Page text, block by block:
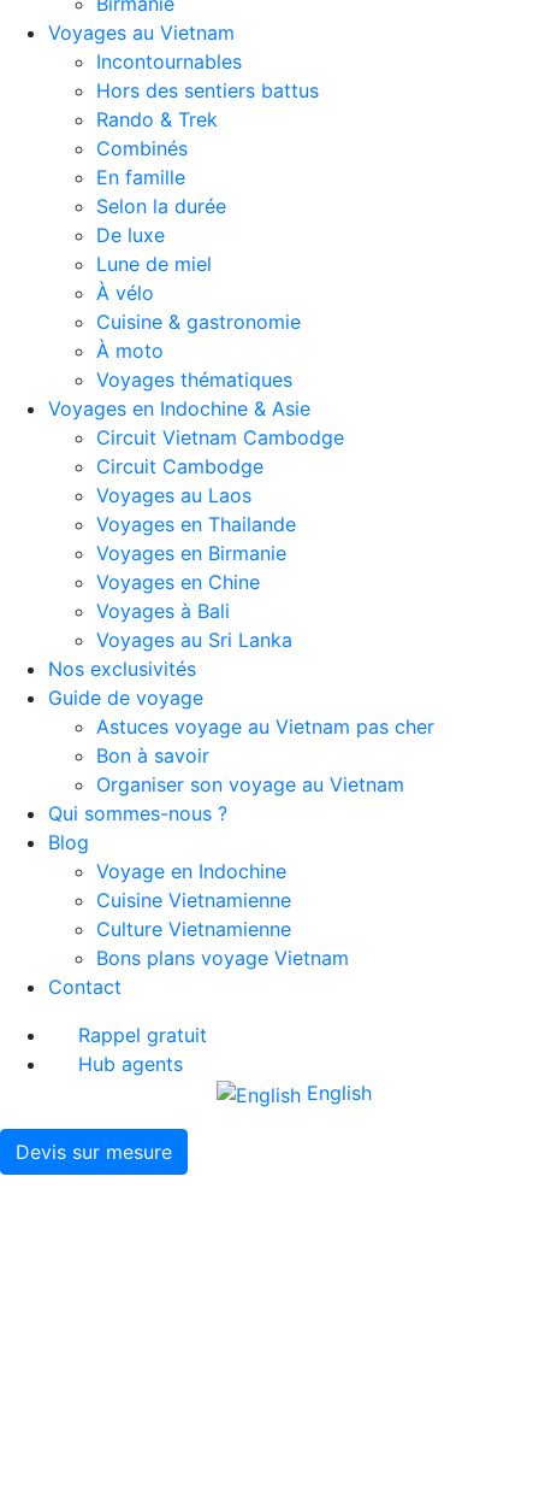
Voyages au Vietnam
Incontournables
Hors des sentiers battus
Rando & Trek
Combinés
En famille
Selon la durée
De luxe
Lune de miel
À vélo
Cuisine & gastronomie
À moto
Voyages thématiques
Voyages en Indochine & Asie
Circuit Vietnam Cambodge
Circuit Cambodge
Voyages au Laos
Voyages en Thailande
Voyages en Birmanie
Voyages en Chine
Voyages à Bali
Voyages au Sri Lanka
Nos exclusivités
Guide de voyage
Astuces voyage au Vietnam pas cher
Bon à savoir
Organiser son voyage au Vietnam
Qui sommes-nous ?
Blog
Voyage en Indochine
Cuisine Vietnamienne
Culture Vietnamienne
Bons plans voyage Vietnam
Contact
Rappel gratuit
Hub agents
English
Devis sur mesure